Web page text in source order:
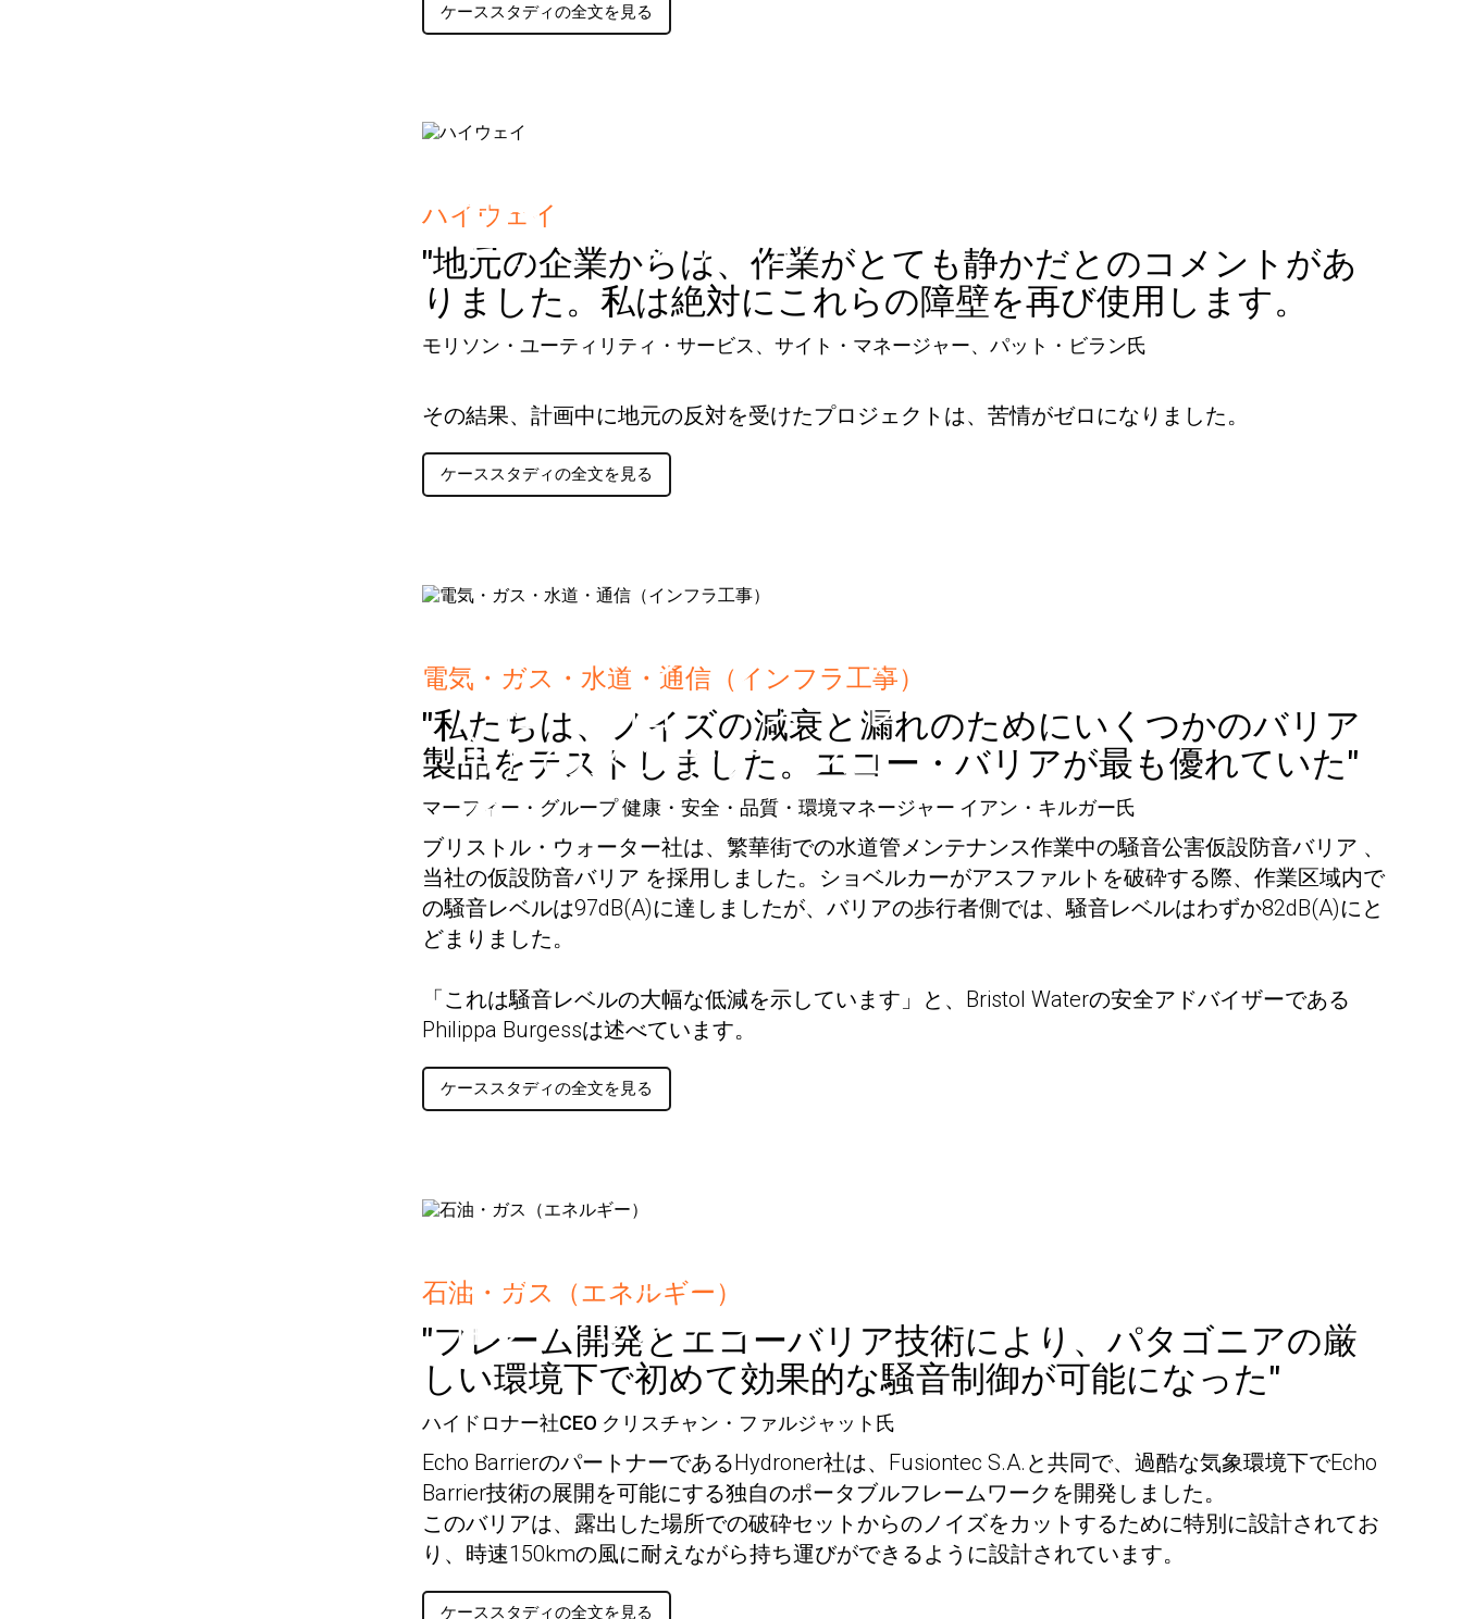
ケーススタディの全文を見る
電気ケーブル敷設（イ
ギリス・ソリハル
ハイウェイ
"地元の企業からは、作業がとても静かだとのコメントがあ
りました。私は絶対にこれらの障壁を再び使用します。
モリソン・ユーティリティ・サービス、サイト・マネージャー、パット・ビラン氏
その結果、計画中に地元の反対を受けたプロジェクトは、苦情がゼロになりました。
ケーススタディの全文を見る
ブリストル・ウォータ
ー社（英国ブリストル
市）のメンテナンス工
場
電気・ガス・水道・通信（インフラ工事）
"私たちは、ノイズの減衰と漏れのためにいくつかのバリア
製品をテストしました。エコー・バリアが最も優れていた"
マーフィー・グループ 健康・安全・品質・環境マネージャー イアン・キルガー氏
ブリストル・ウォーター社は、繁華街での水道管メンテナンス作業中の騒音公害仮設防音バリア 、
当社の仮設防音バリア を採用しました。ショベルカーがアスファルトを破砕する際、作業区域内で
の騒音レベルは97dB(A)に達しましたが、バリアの歩行者側では、騒音レベルはわずか82dB(A)にと
どまりました。
「これは騒音レベルの大幅な低減を示しています」と、Bristol Waterの安全アドバイザーである
Philippa Burgessは述べています。
ケーススタディの全文を見る
フュージョンテック・
南アルゼンチン
石油・ガス（エネルギー）
"フレーム開発とエコーバリア技術により、パタゴニアの厳
しい環境下で初めて効果的な騒音制御が可能になった"
ハイドロナー社CEO クリスチャン・ファルジャット氏
Echo BarrierのパートナーであるHydroner社は、Fusiontec S.A.と共同で、過酷な気象環境下でEcho
Barrier技術の展開を可能にする独自のポータブルフレームワークを開発しました。
このバリアは、露出した場所での破砕セットからのノイズをカットするために特別に設計されてお
り、時速150kmの風に耐えながら持ち運びができるように設計されています。
ケーススタディの全文を見る